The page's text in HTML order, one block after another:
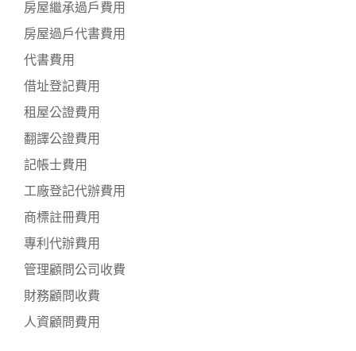
房屋繼承過戶費用
房屋過戶代書費用
代書費用
借址登記費用
租屋公證費用
翻譯公證費用
記帳士費用
工廠登記代辦費用
商標註冊費用
專利代辦費用
管理顧問公司收費
財務顧問收費
人資顧問費用